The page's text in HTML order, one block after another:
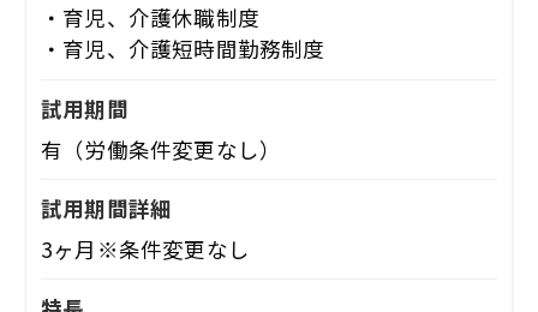
・育児、介護休職制度
・育児、介護短時間勤務制度
試用期間
有（労働条件変更なし）
試用期間詳細
3ヶ月※条件変更なし